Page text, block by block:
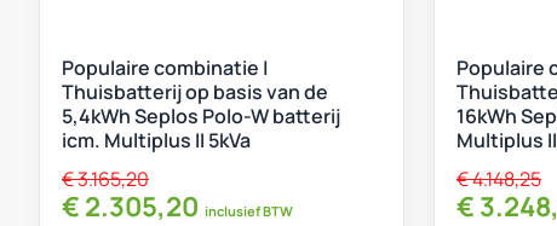
Populaire combinatie |
Thuisbatterij op basis van de
5,4kWh Seplos Polo-W batterij
icm. Multiplus II 5kVa
€3.165,20
Oorspronkelijke prijs was: € 3.165,20.
€ 2.305,20 Huidige prijs is: € 2.305,20.
inclusief BTW
Populaire
16kWh
Multiplus II
€4.148,25
€